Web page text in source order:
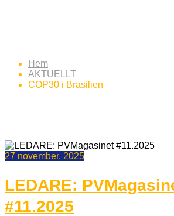
Hem
AKTUELLT
COP30 i Brasilien
27 november, 2025
LEDARE:
#11.2025